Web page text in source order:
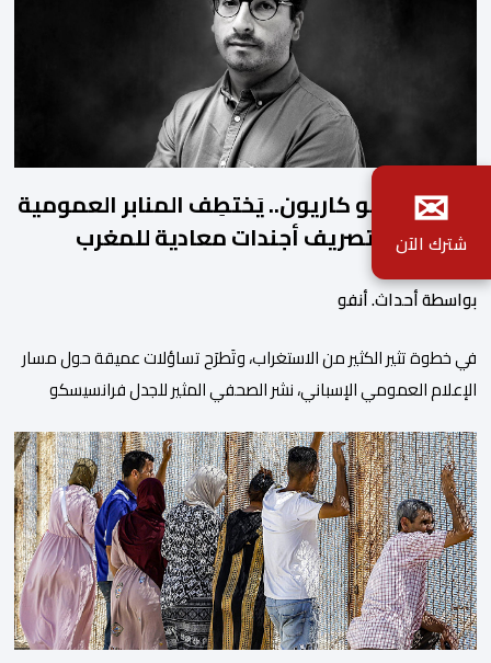
فرانسيسكو كاريون.. يَختطِف المنابر العمومية
الإسبانية لتصريف أجندات معادية للمغرب
بواسطة أحداث. أنفو
في خطوة تثير الكثير من الاستغراب، وتَطرَح تساؤلات عميقة حول مسار
الإعلام العمومي الإسباني، نشر الصحفي المثير للجدل فرانسيسكو
الإسبانية العمومية (RTVE). المقال الذي حَمَل عنواناً مليئاً بالإيحاءات
السلبية: “المغرب، بين غياب محمد السادس، شائعات الانتقال
والاضطرابات الاجتماعية”، يُمثِّل خروجاً غير مألوف عن الخط التحريري
المعتاد […]
✉
شترك الآن